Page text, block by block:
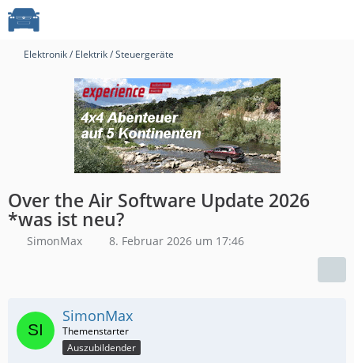
Elektronik / Elektrik / Steuergeräte
Over the Air Software Update 2026
*was ist neu?
SimonMax 8. Februar 2026 um 17:46
SimonMax
Auszubildender